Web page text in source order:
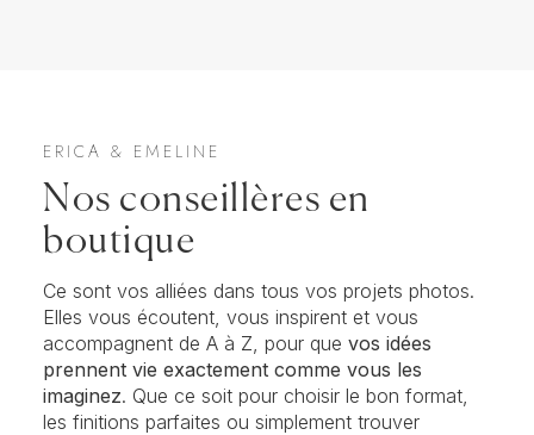
ERICA & EMELINE
Nos conseillères en
boutique
Ce sont vos alliées dans tous vos projets photos.
Elles vous écoutent, vous inspirent et vous
accompagnent de A à Z, pour que vos idées
prennent vie exactement comme vous les
imaginez. Que ce soit pour choisir le bon format,
les finitions parfaites ou simplement trouver